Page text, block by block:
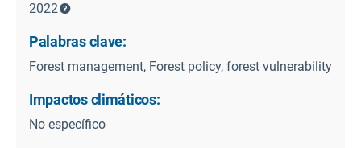
2022
Palabras clave:
Forest management, Forest policy, forest vulnerability
Impactos climáticos:
No específico